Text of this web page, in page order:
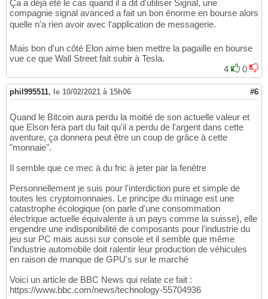
Ça a déjà été le cas quand il a dit d'utiliser Signal, une
compagnie signal avanced a fait un bon énorme en bourse alors
quelle n'a rien avoir avec l'application de messagerie.
Mais bon d'un côté Elon aime bien mettre la pagaille en bourse
vue ce que Wall Street fait subir à Tesla.
4
0
phil995511, le 10/02/2021 à 15h06 #6
Quand le Bitcoin aura perdu la moitié de son actuelle valeur et
que Elson fera part du fait qu'il a perdu de l'argent dans cette
aventure, ça donnera peut être un coup de grâce à cette
"monnaie".
Il semble que ce mec à du fric à jeter par la fenêtre
Personnellement je suis pour l'interdiction pure et simple de
toutes les cryptomonnaies. Le principe du minage est une
catastrophe écologique (on parle d'une consommation
électrique actuelle équivalente à un pays comme la suisse), elle
engendre une indisponibilité de composants pour l'industrie du
jeu sur PC mais aussi sur console et il semble que même
l'industrie automobile doit ralentir leur production de véhicules
en raison de manque de GPU's sur le marché
Voici un article de BBC News qui relate ce fait :
https://www.bbc.com/news/technology-55704936